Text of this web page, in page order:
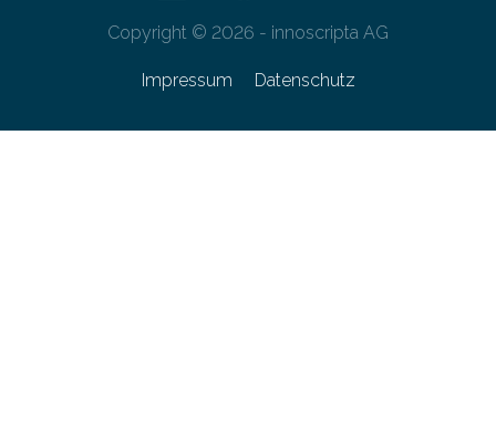
Copyright © 2026 - innoscripta AG
Impressum Datenschutz